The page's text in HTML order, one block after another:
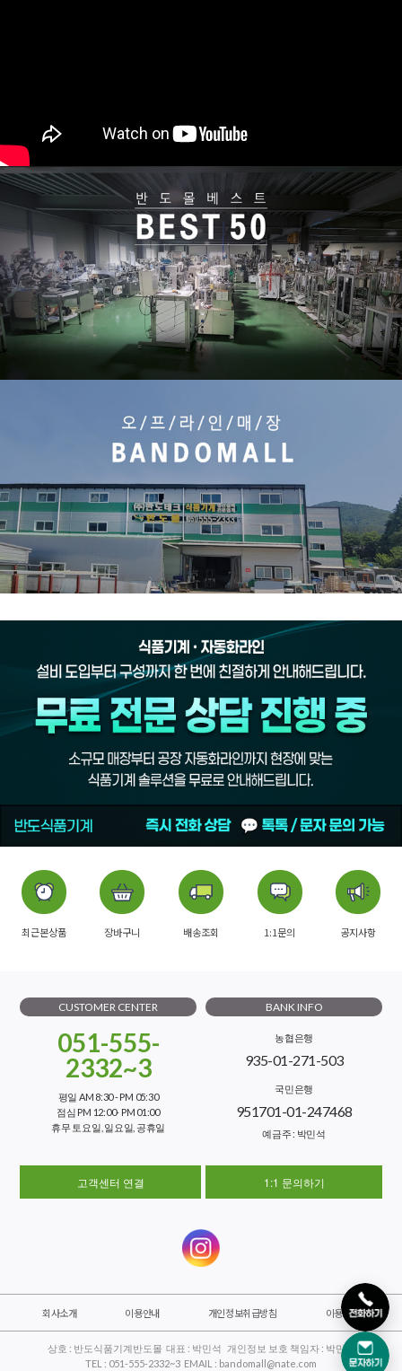
최근본상품 장바구니 배송조회 1:1문의 공지사항
CUSTOMER CENTER
051-555-
2332~3
평일 AM 8:30 - PM 05:30
점심 PM 12:00- PM 01:00
휴무 토요일, 일요일, 공휴일
BANK INFO
농협은행
935-01-271-503
국민은행
951701-01-247468
예금주 : 박민석
고객센터 연결 1:1 문의하기
회사소개 이용안내 개인정보취급방침 이용약관
상호 : 반도식품기계반도몰 대표 : 박민석 개인정보 보호 책임자 : 박민석
TEL : 051-555-2332~3 EMAIL : bandomall@nate.com